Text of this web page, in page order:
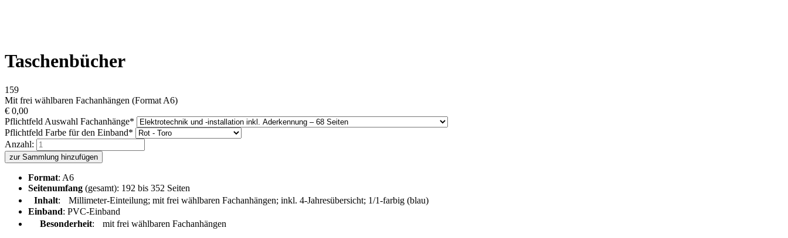
Taschenbücher
159
Mit frei wählbaren Fachanhängen (Format A6)
€ 0,00
Pflichtfeld Auswahl Fachanhänge*
Pflichtfeld Farbe für den Einband*
Anzahl:
zur Sammlung hinzufügen
Format: A6
Seitenumfang (gesamt): 192 bis 352 Seiten
Inhalt: Millimeter-Einteilung; mit frei wählbaren Fachanhängen; inkl. 4-Jahresübersicht; 1/1-farbig (blau)
Einband: PVC-Einband
Besonderheit: mit frei wählbaren Fachanhängen